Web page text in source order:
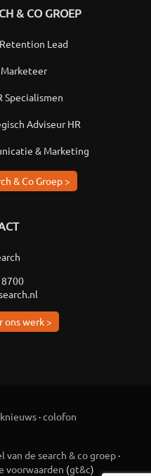
& CO GROEP
Lead
Specialismen
Adviseur HR
& Marketing
& Co Groep >
ons werk >
·colofon
van de search & co groep·
voorwaarden (gt&c)